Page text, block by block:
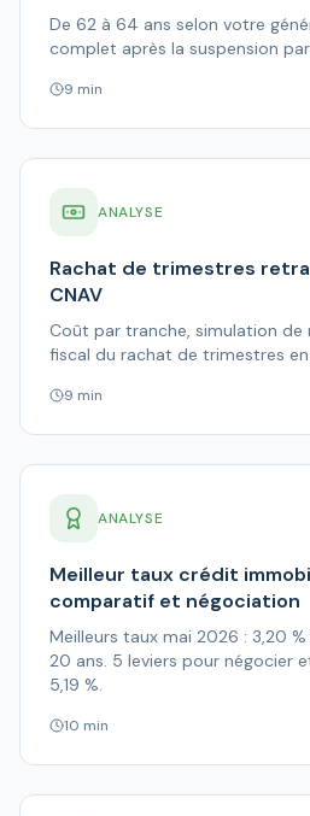
De 62 à 64 ans selon votre
complet après la suspension
9 min
ANALYSE
Rachat de trimestres
CNAV
Coût par tranche, simulation
fiscal du rachat de trimestres
9 min
ANALYSE
Meilleur taux crédit
comparatif et négociation
Meilleurs taux mai 2026 : 3,20 %
20 ans. 5 leviers pour négocier
5,19 %.
10 min